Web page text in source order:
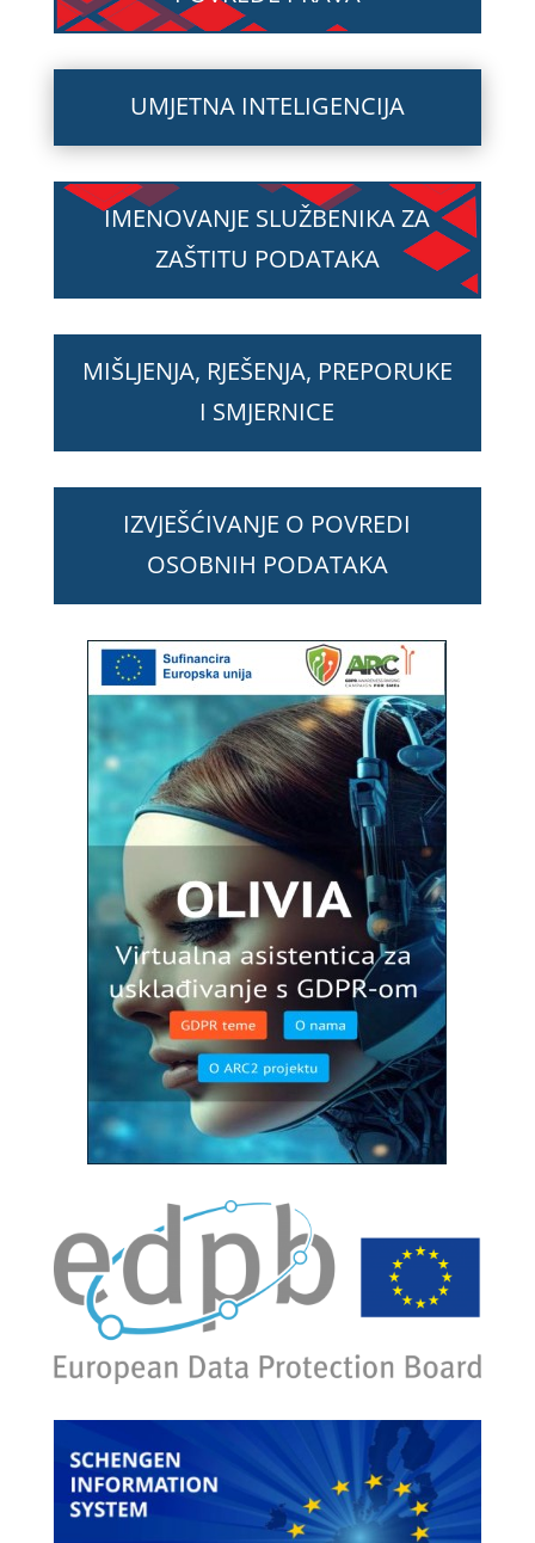
UMJETNA INTELIGENCIJA
IMENOVANJE SLUŽBENIKA ZA
ZAŠTITU PODATAKA
MIŠLJENJA, RJEŠENJA, PREPORUKE
I SMJERNICE
IZVJEŠĆIVANJE O POVREDI
OSOBNIH PODATAKA